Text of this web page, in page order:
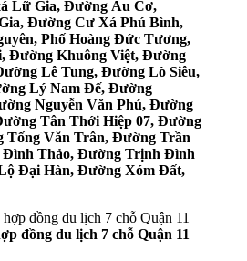
Lữ Gia, Đường Âu Cơ,
Đường Cư Xá Phú Bình,
Phố Hoàng Đức Tương,
Đường Khuông Việt, Đường
Lê Tung, Đường Lò Siêu,
Lý Nam Đế, Đường
Nguyễn Văn Phú, Đường
Tân Thới Hiệp 07, Đường
Tống Văn Trân, Đường Trần
Thảo, Đường Trịnh Đình
Đại Hàn, Đường Xóm Đất,
đồng du lịch 7 chỗ Quận 11